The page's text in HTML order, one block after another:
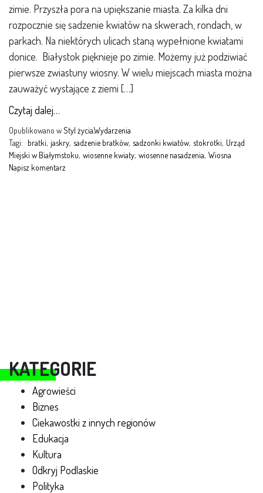
KATEGORIE
Agrowieści
Biznes
Ciekawostki z innych regionów
Edukacja
Kultura
Odkryj Podlaskie
Polityka
zimie. Przyszła pora na upiększanie miasta. Za kilka dni
rozpocznie się sadzenie kwiatów na skwerach, rondach, w
parkach. Na niektórych ulicach staną wypełnione kwiatami
donice. Białystok pięknieje po zimie. Możemy już podziwiać
pierwsze zwiastuny wiosny. W wielu miejscach miasta można
zauważyć wystające z ziemi […]
Czytaj dalej…
Opublikowano wStyl życia,Wydarzenia
Tagi: bratki, jaskry, sadzenie bratków, sadzonki kwiatów, stokrotki, Urząd
Miejski w Białymstoku, wiosenne kwiaty, wiosenne nasadzenia, Wiosna
Napisz komentarz